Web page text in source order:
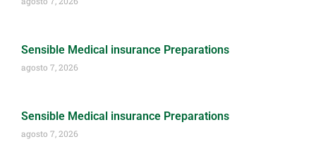
Sensible Medical insurance Preparations
agosto 7, 2026
Sensible Medical insurance Preparations
agosto 7, 2026